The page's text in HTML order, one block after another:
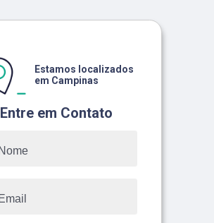
Entre em Contato
Estamos localizados
em Campinas